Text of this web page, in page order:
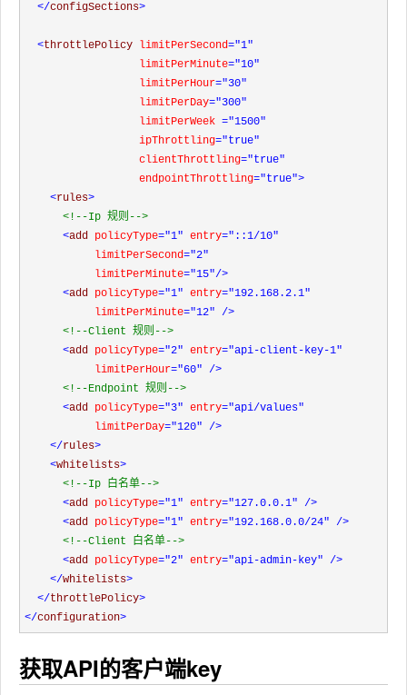
</configSections>
<throttlePolicy limitPerSecond="1"
                  limitPerMinute
="10"
                  limitPerHour
="30"
                  limitPerDay
="300"
                  limitPerWeek
="1500"
                  ipThrottling
="true"
                  clientThrottling
="true"
                  endpointThrottling
="true">
<rules>
<!--Ip 规则 -->
<add policyType="1" entry="::1/10"
           limitPerSecond
="2"
           limitPerMinute
="15"/>
<add policyType="1" entry="192.168.2.1"
           limitPerMinute
="12" />
<!--Client 规则 -->
<add policyType="2" entry="api-client-key-1"
           limitPerHour
="60" />
<!--Endpoint 规则 -->
<add policyType="3" entry="api/values"
           limitPerDay
="120" />
</rules>
<whitelists>
<!--Ip 白名单-->
<add policyType="1" entry="127.0.0.1" />
<add policyType="1" entry="192.168.0.0/24" />
<!--Client 白名单-->
<add policyType="2" entry="api-admin-key" />
</whitelists>
</throttlePolicy>
</configuration>
获取API的客户端key